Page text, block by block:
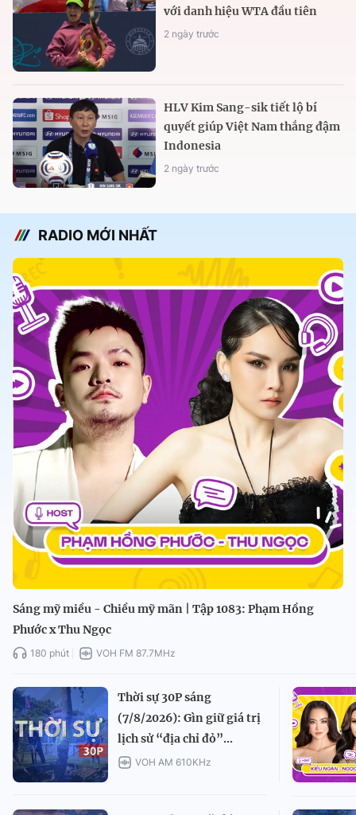
với danh hiệu WTA đầu tiên
2 ngày trước
HLV Kim Sang-sik tiết lộ bí
quyết giúp Việt Nam thắng đậm
Indonesia
2 ngày trước
RADIO MỚI NHẤT
Sáng mỹ miều - Chiều mỹ mãn | Tập 1083: Phạm Hồng
Phước x Thu Ngọc
180 phút VOH FM 87.7MHz
Thời sự 30P sáng
(7/8/2026): Gìn giữ giá trị
lịch sử “địa chỉ đỏ”...
VOH AM 610KHz